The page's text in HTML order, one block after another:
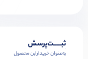
ثبـــــت‌پرسش
به‌عنوان ‌خریدار‌این‌ محصول